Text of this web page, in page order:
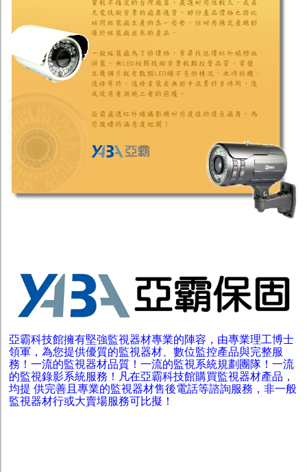
亞霸科技館擁有堅強監視器材專業的陣容，由專業理工博士
領軍，為您提供優質的監視器材、數位監控產品與完整服
務！一流的監視器材品質！一流的監視系統規劃團隊！一流
的監視錄影系統服務！凡在亞霸科技館購買監視器材產品，
均提 供完善且專業的監視器材售後電話等諮詢服務，非一般
監視器材行或大賣場服務可比擬！